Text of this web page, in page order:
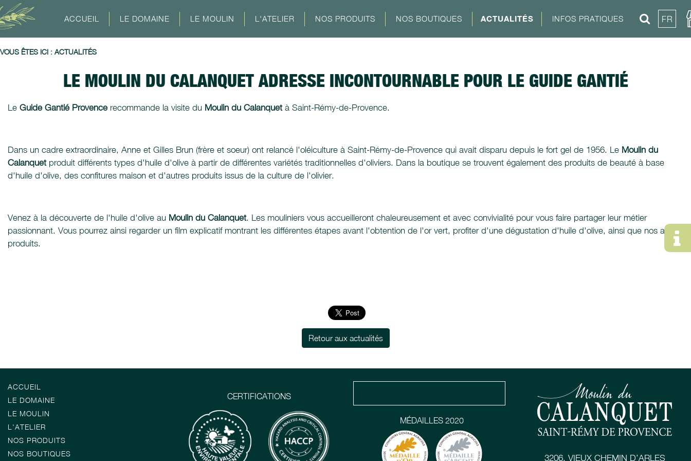
ACCUEIL LE DOMAINE LE MOULIN L'ATELIER NOS PRODUITS NOS BOUTIQUES ACTUALITÉS INFOS PRATIQUES FR
VOUS ÊTES ICI : ACTUALITÉS
LE MOULIN DU CALANQUET ADRESSE INCONTOURNABLE POUR LE GUIDE GANTIÉ
Le Guide Gantié Provence recommande la visite du Moulin du Calanquetà Saint-Rémy-de-Provence.
Dans un cadre extraordinaire, Anne et Gilles Brun (frère et soeur) ont relancé l'oléiculture à Saint-Rémy-de-Provence qui avait disparu depuis le fort gel de 1956. Le Moulin du
Calanquetproduit différents types d'huile d'olive à partir de différentes variétés traditionnelles d'oliviers. Dans la boutique se trouvent également des produits de beauté à base
d'huile d'olive, des confitures maison et d'autres produits issus de la culture de l'olivier.
Venez à la découverte de l'huile d'olive au Moulin du Calanquet. Les mouliniers vous accueilleront chaleureusement et avec convivialité pour vous faire partager leur métier
passionnant. Vous pourrez ainsi regarder un film explicatif montrant les différentes étapes avant l'obtention de l'or vert, profiter d'une dégustation d'huile d'olive, ainsi que nos autres
produits.
Retour aux actualités
ACCUEIL
LE DOMAINE
LE MOULIN
L'ATELIER
NOS PRODUITS
NOS BOUTIQUES
CERTIFICATIONS
MÉDAILLES 2020
3206, VIEUX CHEMIN D’ARLES